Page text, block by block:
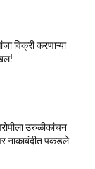
विक्री करणाऱ्या
उरुळीकांचन
नाकाबंदीत पकडले